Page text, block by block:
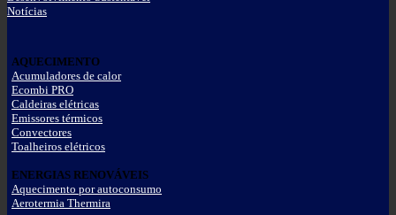
Notícias
AQUECIMENTO
Acumuladores de calor
Ecombi PRO
Caldeiras elétricas
Emissores térmicos
Convectores
Toalheiros elétricos
ENERGIAS RENOVÁVEIS
Aquecimento por autoconsumo
Aerotermia Thermira